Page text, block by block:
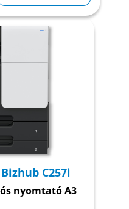
C257i
nyomtató A3